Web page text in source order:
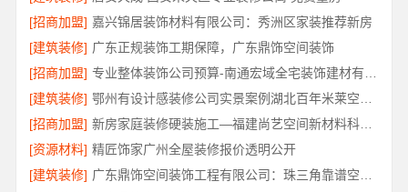
[招商加盟] 嘉兴锦居装饰材料有限公司：秀洲区家装推荐新房
[建筑装修] 广东正规装饰工期保障，广东鼎饰空间装饰
[招商加盟]
[建筑装修]
[招商加盟]
新房家庭装修硬装施工—福建尚艺空间新材料科技有限公司
[资源材料] 精匠饰家广州全屋装修报价透明公开
[建筑装修]